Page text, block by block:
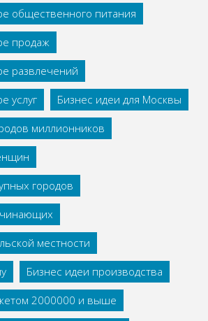
общественного питания
продаж
развлечений
услуг
Бизнес идеи для Москвы
миллионников
городов
местности
Бизнес идеи производства
2000000 и выше